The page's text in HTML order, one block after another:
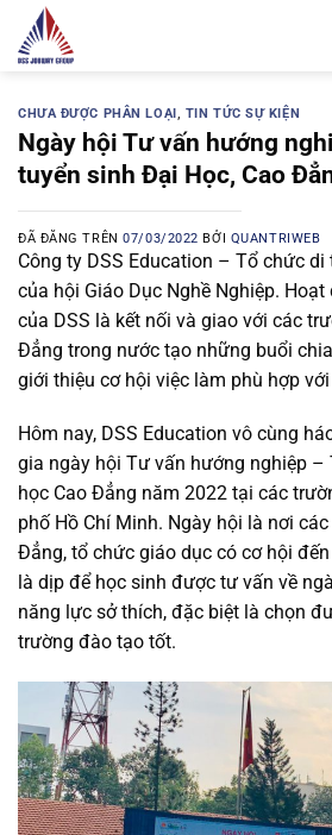
Chuyển
đến
dungCHƯA ĐƯỢC PHÂN LOẠI, TIN TỨC SỰ KIỆN
Ngày hội Tư vấn hướng
tuyển sinh Đại Học, Cao
ĐÃ ĐĂNG TRÊN07/03/2022 BỞI QUANTRIWEB
Công ty DSS Education – Tổ chức di
của hội Giáo Dục Nghề Nghiệp.
của DSS là kết nối và giao với các
Đẳng trong nước tạo những buổi
giới thiệu cơ hội việc làm phù hợp
Hôm nay, DSS Education vô cùng
gia ngày hội Tư vấn hướng nghiệp
học Cao Đẳng năm 2022 tại các
phố Hồ Chí Minh. Ngày hội là nơi
Đẳng, tổ chức giáo dục có cơ hội
là dịp để học sinh được tư vấn về
năng lực sở thích, đặc biệt là chọn
trường đào tạo tốt.